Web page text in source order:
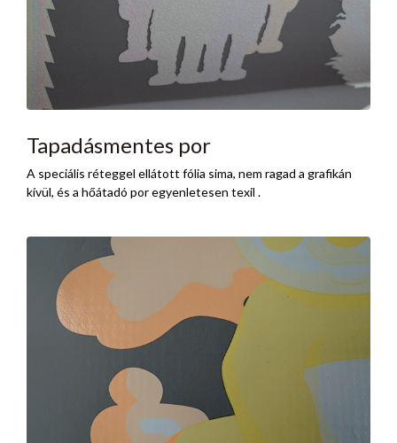
Tapadásmentes por
A speciális réteggel ellátott fólia sima, nem ragad a grafikán
kívül, és a hőátadó por egyenletesen texil .